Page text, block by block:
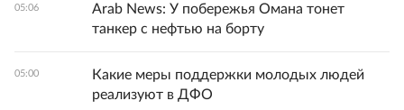
05:06
Arab News: У побережья Омана тонет
танкер с нефтью на борту
05:00
Какие меры поддержки молодых людей
реализуют в ДФО